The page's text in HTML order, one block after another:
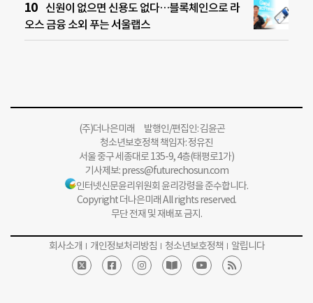
신원이 없으면 신용도 없다…블록체인으로 라
오스 금융 소외 푸는 서울랩스
(주)더나은미래 발행인/편집인: 김윤곤
청소년보호정책 책임자: 정유진
서울 중구 세종대로 135-9, 4층(태평로1가)
기사제보:press@futurechosun.com
인터넷신문윤리위원회 윤리강령을 준수합니다.
Copyright 더나은미래 All rights reserved.
무단 전재 및 재배포 금지.
회사소개 개인정보처리방침 청소년보호정책 알립니다